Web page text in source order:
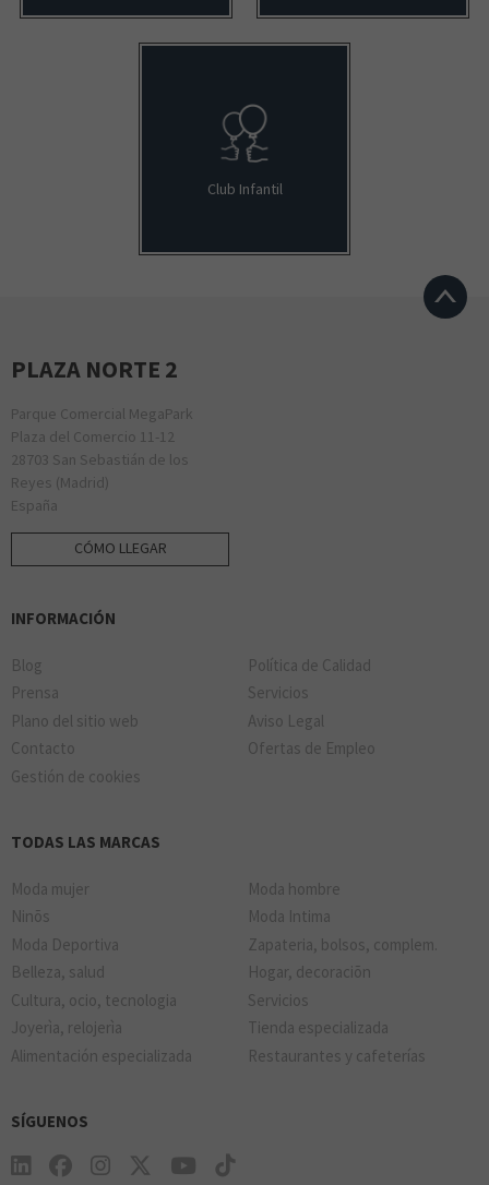
Club Infantil
PLAZA NORTE 2
Parque Comercial MegaPark
Plaza del Comercio 11-12
28703 San Sebastián de los
Reyes (Madrid)
España
CÓMO LLEGAR
INFORMACIÓN
Blog
Política de Calidad
Prensa
Servicios
Plano del sitio web
Aviso Legal
Contacto
Ofertas de Empleo
Gestión de cookies
TODAS LAS MARCAS
Moda mujer
Moda hombre
Ninõs
Moda Intima
Moda Deportiva
Zapateria, bolsos, complem.
Belleza, salud
Hogar, decoraciõn
Cultura, ocio, tecnologia
Servicios
Joyerìa, relojerìa
Tienda especializada
Alimentación especializada
Restaurantes y cafeterías
SÍGUENOS